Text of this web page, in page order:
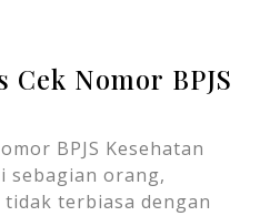
Nomor BPJS
BPJS Kesehatan
sebagian orang,
terbiasa dengan